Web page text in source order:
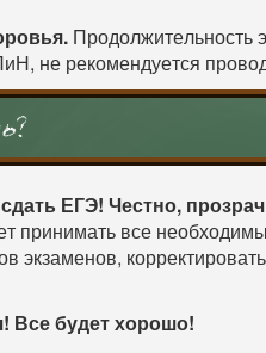
Продолжительность
не рекомендуется
ЕГЭ! Честно,
принимать все
экзаменов,
Все будет хорошо!